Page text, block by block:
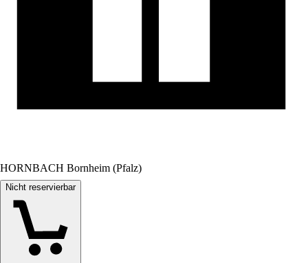
HORNBACH Bornheim (Pfalz)
Nicht reservierbar